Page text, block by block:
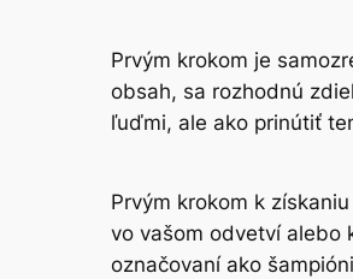
Prvým krokom je
obsah, sa rozhodnú
ľuďmi, ale ako prinútiť
Prvým krokom k
vo vašom odvetví alebo
označovaní ako